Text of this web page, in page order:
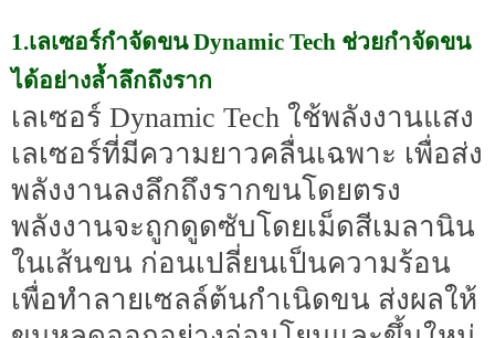
1.เลเซอร์กำจัดขน Dynamic Tech ช่วยกำจัดขน
ได้อย่างล้ำลึกถึงราก
เลเซอร์ Dynamic Tech ใช้พลังงานแสง
เลเซอร์ที่มีความยาวคลื่นเฉพาะ เพื่อส่ง
พลังงานลงลึกถึงรากขนโดยตรง
พลังงานจะถูกดูดซับโดยเม็ดสีเมลานิน
ในเส้นขน ก่อนเปลี่ยนเป็นความร้อน
เพื่อทำลายเซลล์ต้นกำเนิดขน ส่งผลให้